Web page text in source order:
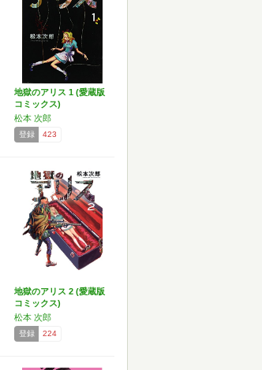
地獄のアリス 1 (愛蔵版
コミックス)
松本 次郎
登録 423
地獄のアリス 2 (愛蔵版
コミックス)
松本 次郎
登録 224